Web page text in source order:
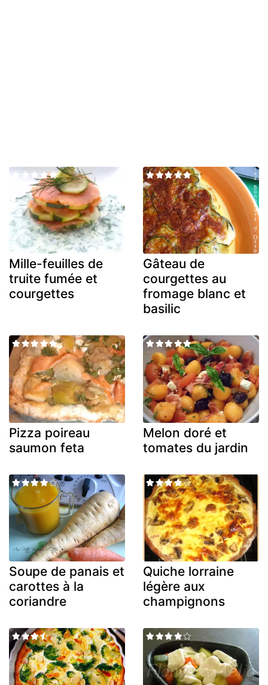
Mille-feuilles de
truite fumée et
courgettes
Gâteau de
courgettes au
fromage blanc et
basilic
Pizza poireau
saumon feta
Melon doré et
tomates du jardin
Soupe de panais et
carottes à la
coriandre
Quiche lorraine
légère aux
champignons